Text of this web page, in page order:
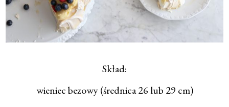
Skład:
wieniec bezowy (średnica 26 lub 29 cm)